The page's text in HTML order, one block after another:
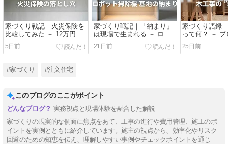
家づくり戦記｜火災保険を
比較してみた － 12万円安
くなった！……その先に待
っていた落とし穴
5日前
家づくり戦記｜「納まり」
は現場で生まれる － ロボ
ット掃除機が教えてくれた
5cmの価値
21日前
家づくり語録
って何？ － プ
る”なんか気持
体
25日前
#家づくり #注文住宅
このブログのここがポイント
実務視点と現場体験を融合した解説
家づくりの現実的な側面に焦点をあて、工事の進行や費用管理、施工のポ
イントを実例とともに紹介しています。施主の視点から、効率化やリスク
回避のための知恵を伝え、理解しやすい事例やチェックポイントを通じ